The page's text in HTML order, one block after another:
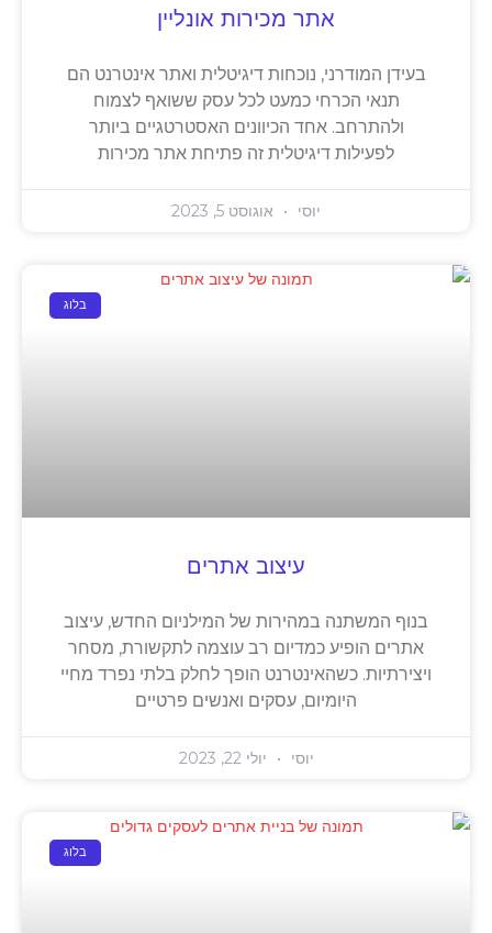
אתר מכירות אונליין
בעידן המודרני, נוכחות דיגיטלית ואתר אינטרנט הם
תנאי הכרחי כמעט לכל עסק ששואף לצמוח
ולהתרחב. אחד הכיוונים האסטרטגיים ביותר
לפעילות דיגיטלית זה פתיחת אתר מכירות
יוסי אוגוסט 5, 2023
בלוג
עיצוב אתרים
בנוף המשתנה במהירות של המילניום החדש, עיצוב
אתרים הופיע כמדיום רב עוצמה לתקשורת, מסחר
ויצירתיות. כשהאינטרנט הופך לחלק בלתי נפרד מחיי
היומיום, עסקים ואנשים פרטיים
יוסי יולי 22, 2023
בלוג